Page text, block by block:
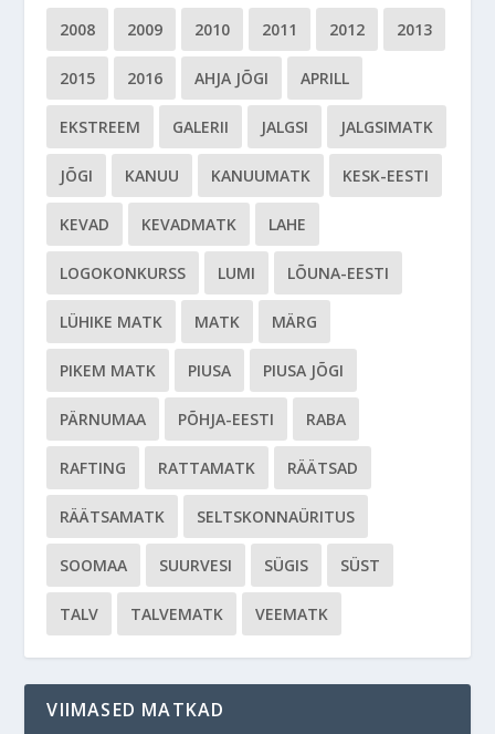
2008 2009 2010 2011 2012 2013
2015 2016 AHJA JÕGI APRILL
EKSTREEM GALERII JALGSI JALGSIMATK
JÕGI KANUU KANUUMATK KESK-EESTI
KEVAD KEVADMATK LAHE
LOGOKONKURSS LUMI LÕUNA-EESTI
LÜHIKE MATK MATK MÄRG
PIKEM MATK PIUSA PIUSA JÕGI
PÄRNUMAA PÕHJA-EESTI RABA
RAFTING RATTAMATK RÄÄTSAD
RÄÄTSAMATK SELTSKONNAÜRITUS
SOOMAA SUURVESI SÜGIS SÜST
TALV TALVEMATK VEEMATK
VIIMASED MATKAD